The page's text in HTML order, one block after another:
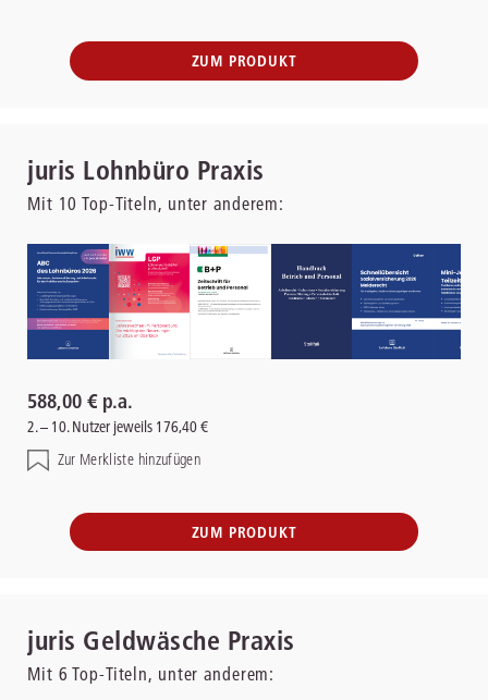
ZUM PRODUKT
juris Lohnbüro Praxis
Mit 10 Top-Titeln, unter anderem:
588,00 € p.a.
2. – 10. Nutzer jeweils 176,40 €
Zur Merkliste hinzufügen
ZUM PRODUKT
juris Geldwäsche Praxis
Mit 6 Top-Titeln, unter anderem: